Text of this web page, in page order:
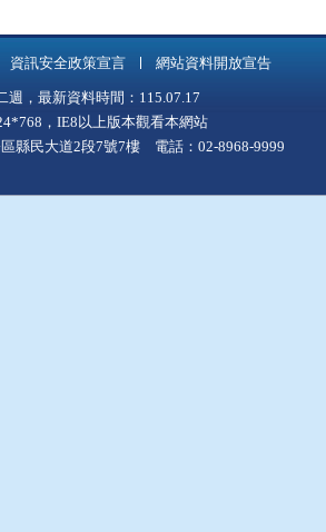
資訊安全政策宣言 網站資料開放宣告
週，最新資料時間：115.07.17
，IE8以上版本觀看本網站
縣民大道2段7號7樓 電話：02-8968-9999